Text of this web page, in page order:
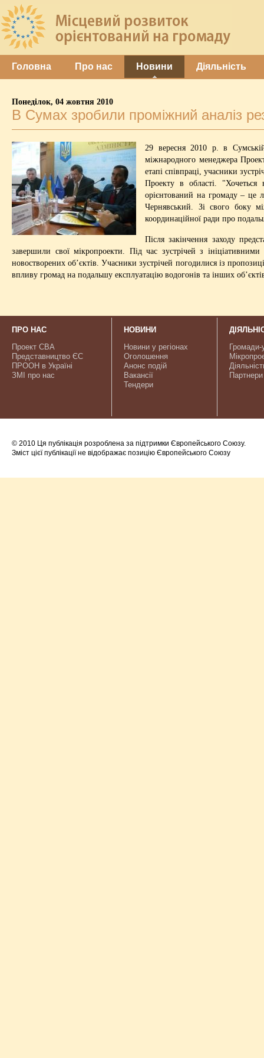
Головна Про нас Новини Діяльність
Понеділок, 04 жовтня 2010
В Сумах зробили проміжний аналіз
29 вересня 2010 р. в Сумській
міжнародного менеджера
етапі співпраці, учасники
Проекту в області. "Хочеться
орієнтований на громаду – це
Чернявський. Зі свого боку
координаційної ради про
Після закінчення заходу
завершили свої мікропроекти. Під час зустрічей з
новостворених об’єктів. Учасники зустрічей погодилися із
впливу громад на подальшу експлуатацію водогонів та інших
ПРО НАС
Проект CBA
Представництво ЄС
ПРООН в Україні
ЗМІ про нас
НОВИНИ
Новини у регіонах
Оголошення
Анонс подій
Вакансії
Тендери
Громади-
Партнери
© 2010 Ця публікація розроблена за підтримки Європейського Союзу.
Зміст цієї публікації не відображає позицію Європейського Союзу